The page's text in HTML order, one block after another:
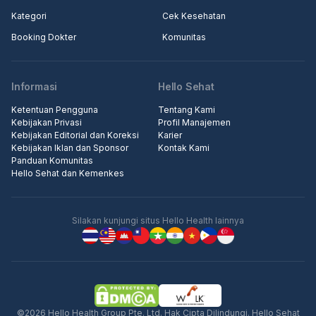
Kategori
Cek Kesehatan
Booking Dokter
Komunitas
Informasi
Ketentuan Pengguna
Kebijakan Privasi
Kebijakan Editorial dan Koreksi
Kebijakan Iklan dan Sponsor
Panduan Komunitas
Hello Sehat dan Kemenkes
Hello Sehat
Tentang Kami
Profil Manajemen
Karier
Kontak Kami
Silakan kunjungi situs Hello Health lainnya
©2026 Hello Health Group Pte. Ltd. Hak Cipta Dilindungi. Hello Sehat